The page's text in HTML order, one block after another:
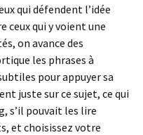
qui défendent l’idée
ceux qui y voient une
on avance des
les phrases à
pour appuyer sa
juste sur ce sujet, ce qui
s’il pouvait les lire
et choisissez votre